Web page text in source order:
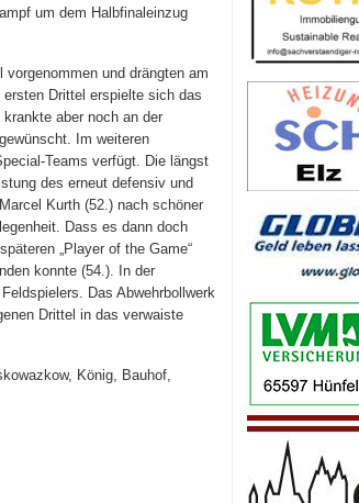
um dem Halbfinaleinzug
und drängten am
Drittel erspielte sich das
aber noch an der
Im weiteren
Teams verfügt. Die längst
des erneut defensiv und
Kurth (52.) nach schöner
Dass es dann doch
„Player of the Game“
konnte (54.). In der
Das Abwehrbollwerk
Drittel in das verwaiste
König, Bauhof,